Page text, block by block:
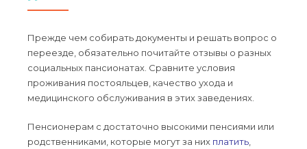
Прежде чем собирать документы и решать вопрос о
переезде, обязательно почитайте отзывы о разных
социальных пансионатах. Сравните условия
проживания постояльцев, качество ухода и
медицинского обслуживания в этих заведениях.
Пенсионерам с достаточно высокими пенсиями или
родственниками, которые могут за них платить